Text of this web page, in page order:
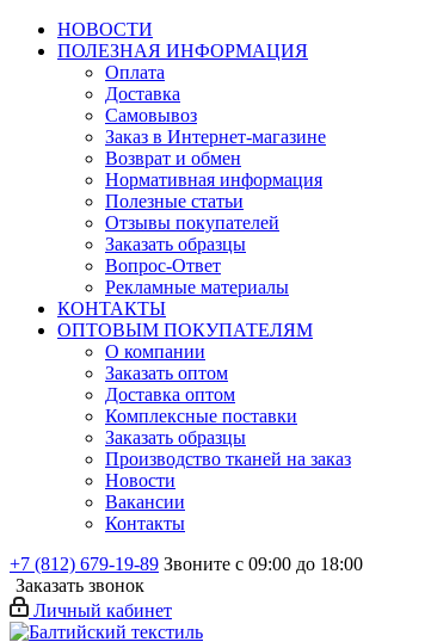
НОВОСТИ
ПОЛЕЗНАЯ ИНФОРМАЦИЯ
Оплата
Доставка
Самовывоз
Заказ в Интернет-магазине
Возврат и обмен
Нормативная информация
Полезные статьи
Отзывы покупателей
Заказать образцы
Вопрос-Ответ
Рекламные материалы
КОНТАКТЫ
ОПТОВЫМ ПОКУПАТЕЛЯМ
О компании
Заказать оптом
Доставка оптом
Комплексные поставки
Заказать образцы
Производство тканей на заказ
Новости
Вакансии
Контакты
+7 (812) 679-19-89 Звоните с 09:00 до 18:00
Заказать звонок
Личный кабинет